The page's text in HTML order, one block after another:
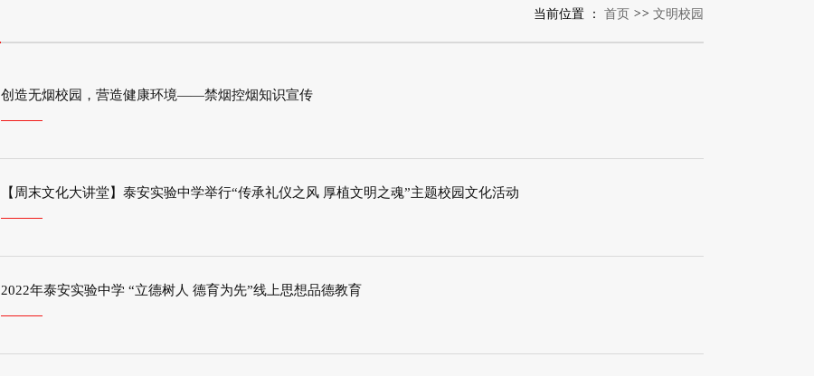
当前位置 ： 首页 >> 文明校园
创造无烟校园，营造健康环境——禁烟控烟知识宣传
【周末文化大讲堂】泰安实验中学举行“传承礼仪之风 厚植文明之魂”主题校园文化活动
2022年泰安实验中学 “立德树人 德育为先”线上思想品德教育